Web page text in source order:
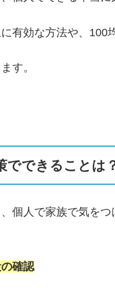
有効な方法や、100
す。
でできることは
個人で家族で気を
確認